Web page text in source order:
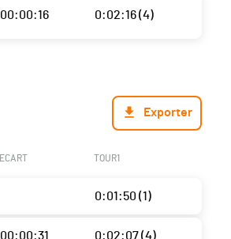
00:00:16 0:02:16 (4)
Exporter
ECART TOUR1
0:01:50 (1)
00:00:31 0:02:07 (4)